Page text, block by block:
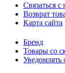
Связаться с
Возврат
Карта сайта
Бренд
Товары со
Уведомлять